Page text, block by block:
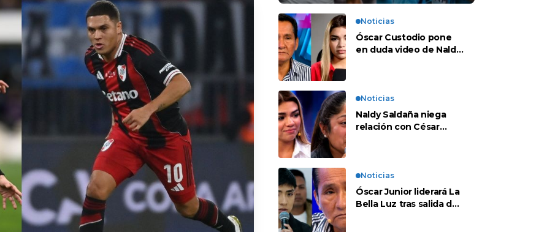
Noticias
Óscar Custodio pone
en duda video de Naldy
Noticias
Naldy Saldaña niega
relación con César
Noticias
Óscar Junior liderará La
Bella Luz tras salida de